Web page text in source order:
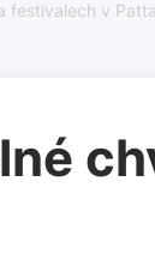
festivalech v